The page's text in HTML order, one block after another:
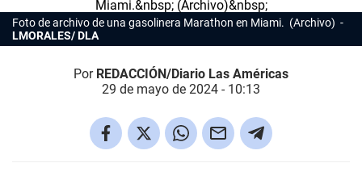
Foto de archivo de una gasolinera Marathon en Miami. (Archivo)
LMORALES/ DLA
Por REDACCIÓN/Diario Las Américas
29 de mayo de 2024 - 10:13